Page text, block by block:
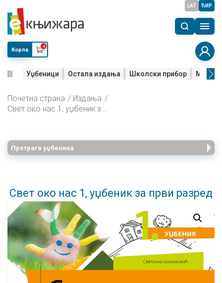
LAT ЋИР
Корпа
0
Уџбеници Остала издања Школски прибор Мала
Почетна страна
Издања
Свет око нас 1, уџбеник за први разред
Претрага уџбеника
Свет око нас 1, уџбеник за први разред